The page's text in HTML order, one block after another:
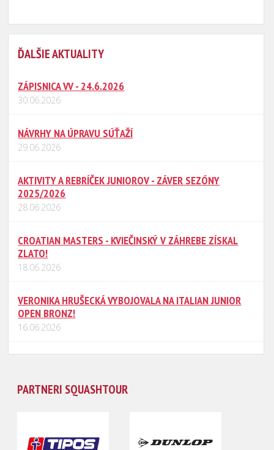
ĎALŠIE AKTUALITY
ZÁPISNICA VV - 24.6.2026
30.06.2026
NÁVRHY NA ÚPRAVU SÚŤAŽÍ
29.06.2026
AKTIVITY A REBRÍČEK JUNIOROV - ZÁVER SEZÓNY
2025/2026
28.06.2026
CROATIAN MASTERS - KVIEČINSKÝ V ZÁHREBE ZÍSKAL
ZLATO!
18.06.2026
VERONIKA HRUŠECKÁ VYBOJOVALA NA ITALIAN JUNIOR
OPEN BRONZ!
16.06.2026
PARTNERI SQUASHTOUR